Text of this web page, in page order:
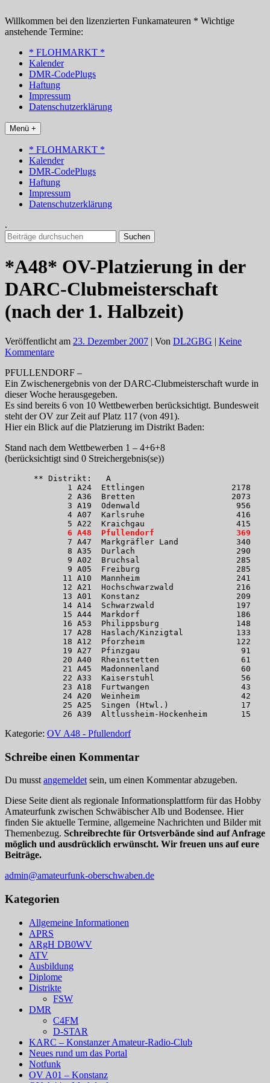
Inhalt
springen
Willkommen bei den lizenzierten Funkamateuren * Wichtige
anstehende Termine:
* FLOHMARKT *
Kalender
DMR-CodePlugs
Haftung
Impressum
Datenschutzerklärung
Menü +
* FLOHMARKT *
Kalender
DMR-CodePlugs
Haftung
Impressum
Datenschutzerklärung
.
Suchen
nach:
*A48* OV-Platzierung in der
DARC-Clubmeisterschaft
(nach der 1. Halbzeit)
Veröffentlicht am 23. Dezember 2007 | Von DL2GBG | Keine
Kommentare
PFULLENDORF –
Ein Zwischenergebnis von der DARC-Clubmeisterschaft wurde in
dieser Woche herausgegeben.
Es sind bereits 6 von 10 Wettbewerben berücksichtigt. Bundesweit
steht der OV zur Zeit auf Platz 117 (von 491).
Hier ein Blick auf die Platzierung im Distrikt Baden:
Stand nach dem Wettbewerben 1 – 4+6+8
(berücksichtigt sind 0 Streichergebnis(se))
      ** Distrikt:   A
             1 A24  Ettlingen                  2178
             2 A36  Bretten                    2073
             3 A19  Odenwald                    956
             4 A07  Karlsruhe                   416
             5 A22  Kraichgau                   415
6 A48  Pfullendorf                 369
             7 A47  Markgräfler Land            340
             8 A35  Durlach                     290
             9 A02  Bruchsal                    285
             9 A05  Freiburg                    285
            11 A10  Mannheim                    241
            12 A21  Hochschwarzwald             216
            13 A01  Konstanz                    209
            14 A14  Schwarzwald                 197
            15 A44  Markdorf                    186
            16 A53  Philippsburg                148
            17 A28  Haslach/Kinzigtal           133
            18 A12  Pforzheim                   122
            19 A27  Pfinzgau                     91
            20 A40  Rheinstetten                 61
            21 A45  Madonnenland                 60
            22 A33  Kaiserstuhl                  56
            23 A18  Furtwangen                   43
            24 A20  Weinheim                     42
            25 A25  Singen (Htwl.)               17
            26 A39  Altlussheim-Hockenheim       15
Kategorie: OV A48 - Pfullendorf
Schreibe einen Kommentar
Du musst angemeldet sein, um einen Kommentar abzugeben.
Diese Seite dient als regionale Informationsplattform für das Hobby
Amateurfunk zwischen Schwäbischer Alb und Bodensee. Hier
finden Sie aktuelle Termine, allgemeine Nachrichten und Bilder mit
Themenbezug. Schreibrechte für Ortsverbände sind auf Anfrage
möglich und ausdrücklich erwünscht. Wir freuen uns auf eure
Beiträge.
admin@amateurfunk-oberschwaben.de
Kategorien
Allgemeine Informationen
APRS
ARgH DB0WV
ATV
Ausbildung
Diplome
Distrikte
FSW
DMR
C4FM
D-STAR
KARC – Konstanzer Amateur-Radio-Club
Neues rund um das Portal
Notfunk
OV A01 – Konstanz